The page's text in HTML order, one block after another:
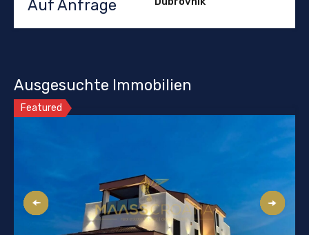
Auf Anfrage
Ausgesuchte Immobilien
Featured